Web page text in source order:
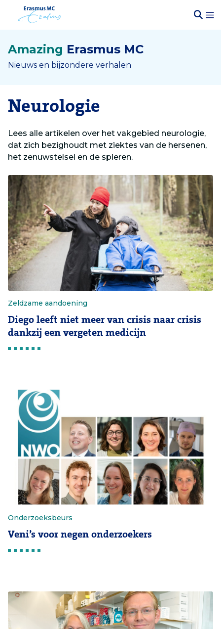
Amazing Erasmus MC
Nieuws en bijzondere verhalen
Neurologie
Lees alle artikelen over het vakgebied neurologie,
dat zich bezighoudt met ziektes van de hersenen,
het zenuwstelsel en de spieren.
Zeldzame aandoening
Diego leeft niet meer van crisis naar crisis
dankzij een vergeten medicijn
Onderzoeksbeurs
Veni’s voor negen onderzoekers